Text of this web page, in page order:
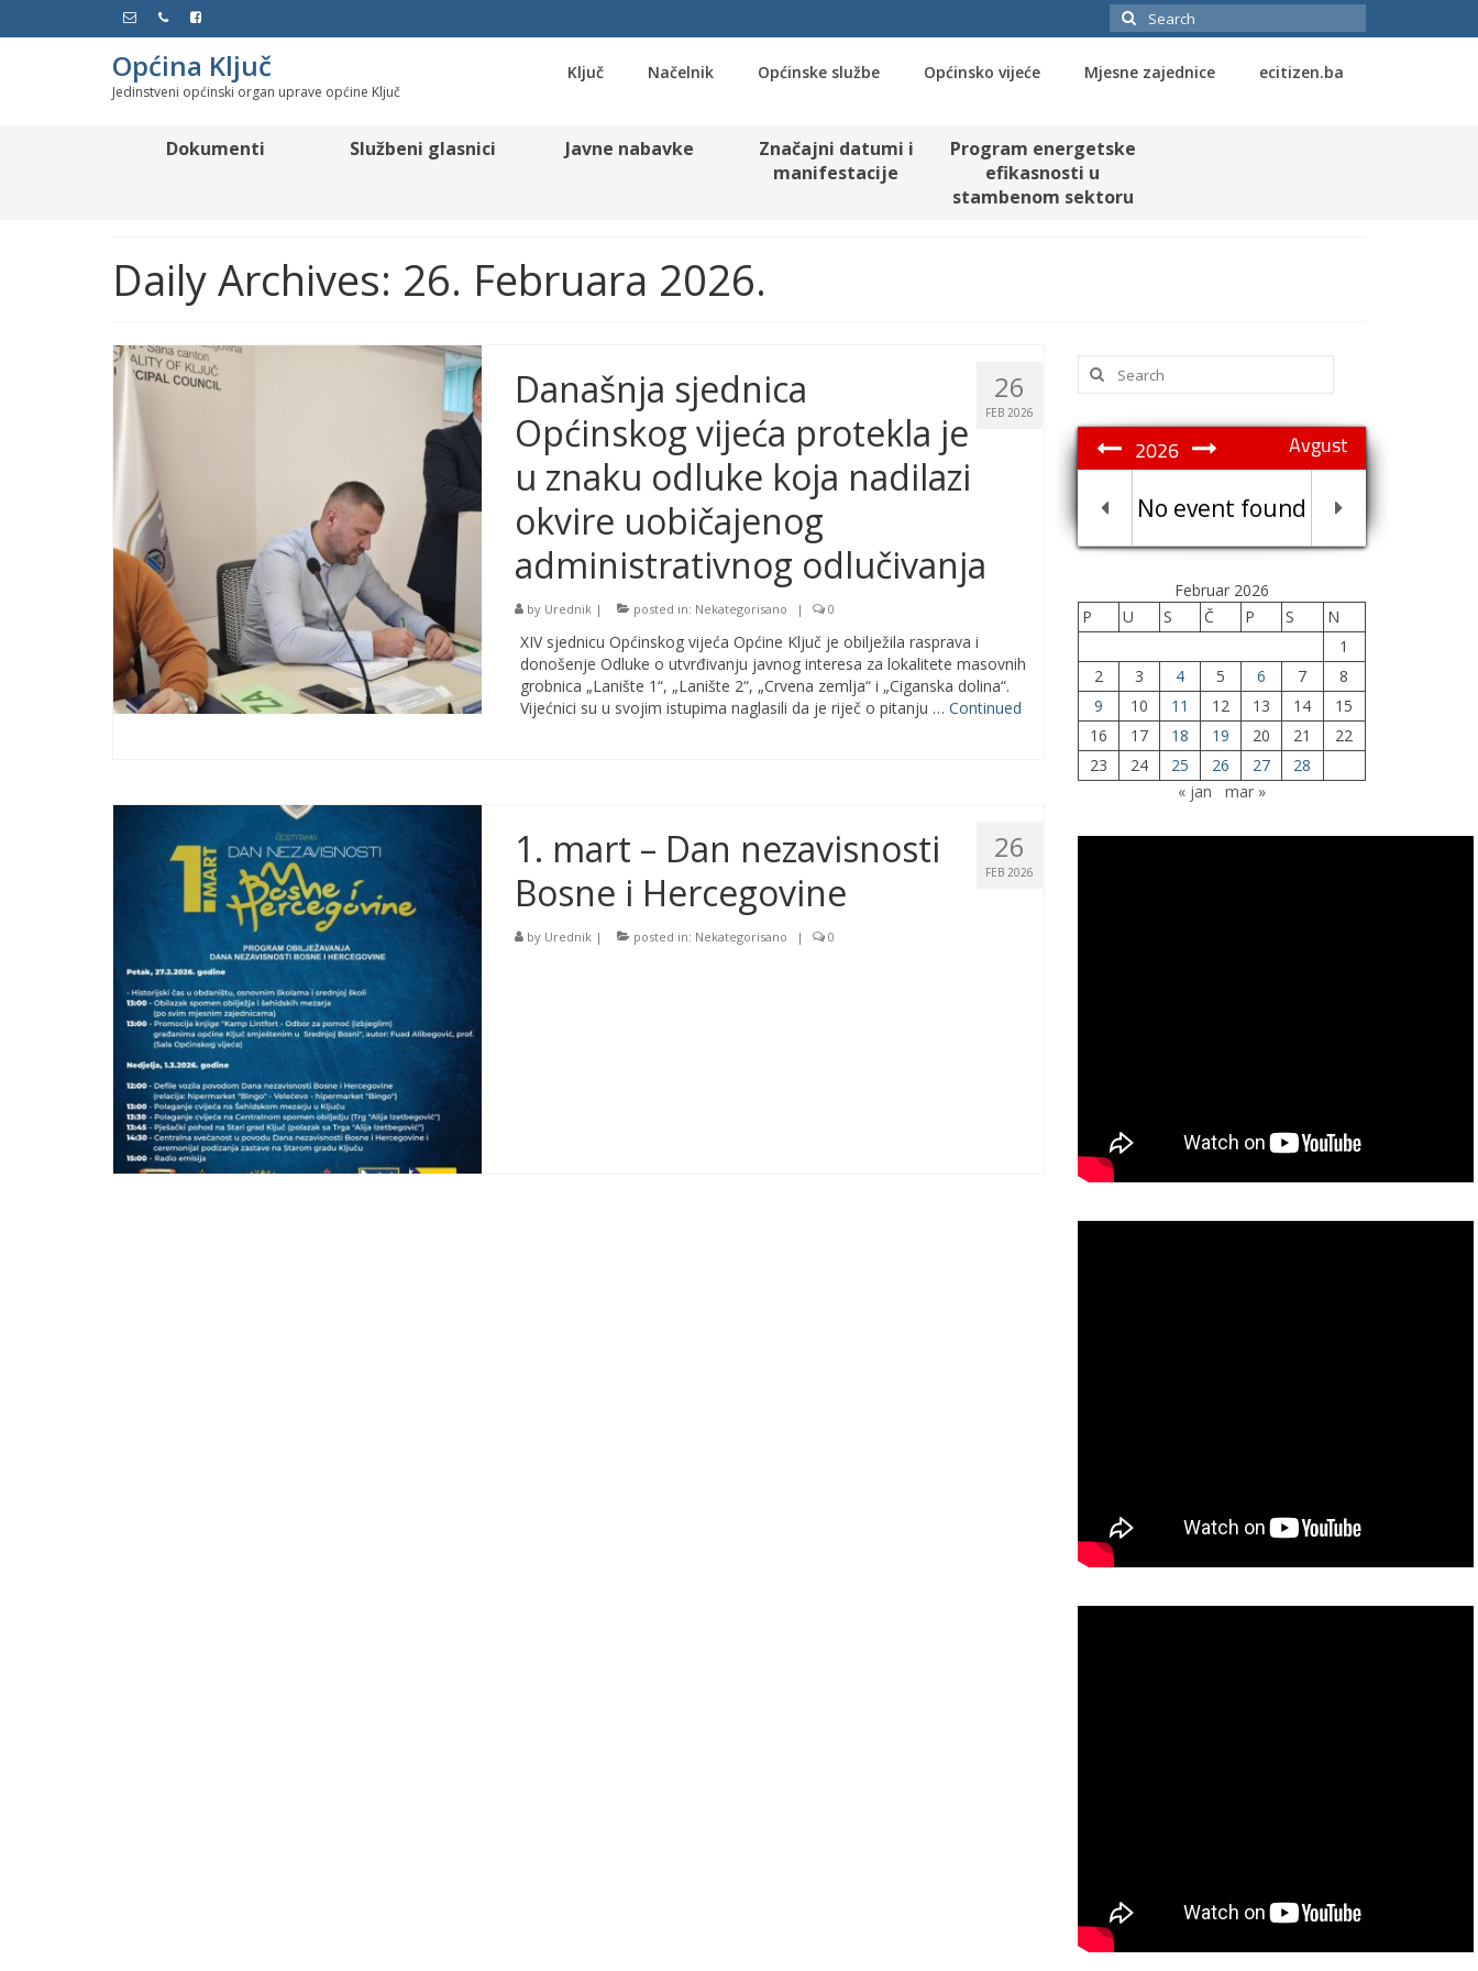
Search
for:
Općina Ključ
Jedinstveni općinski organ uprave općine Ključ
Ključ Načelnik Općinske službe Općinsko vijeće Mjesne zajednice ecitizen.ba
Dokumenti Službeni glasnici Javne nabavke
Značajni datumi i
manifestacije
Program energetske
efikasnosti u
stambenom sektoru
Daily Archives: 26. Februara 2026.
26
FEB 2026
Današnja sjednica
Općinskog vijeća protekla je
u znaku odluke koja nadilazi
okvire uobičajenog
administrativnog odlučivanja
by Urednik| posted in: Nekategorisano | 0
XIV sjednicu Općinskog vijeća Općine Ključ je obilježila rasprava i
donošenje Odluke o utvrđivanju javnog interesa za lokalitete masovnih
grobnica „Lanište 1“, „Lanište 2“, „Crvena zemlja“ i „Ciganska dolina“.
Vijećnici su u svojim istupima naglasili da je riječ o pitanju … Continued
26
FEB 2026
1. mart – Dan nezavisnosti
Bosne i Hercegovine
by Urednik| posted in: Nekategorisano | 0
Search
for:
Avgust
2026
No event found
Februar 2026
P
U S Č P S
N
1
2
3 4 5 6 7
8
9
10 11 12 13 14
15
16
17 18 19 20 21
22
23
24 25 26 27
28
« jan
mar »